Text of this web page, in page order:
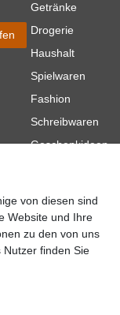
Getränke
Drogerie
Haushalt
Spielwaren
Fashion
Schreibwaren
Geschenkideen
Topmarken
von diesen sind
Website und Ihre
zu den von uns
finden Sie